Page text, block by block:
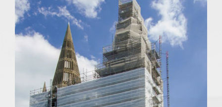
QSGU-Ziele
Compliance
Karriere
Vermietung & Logistik